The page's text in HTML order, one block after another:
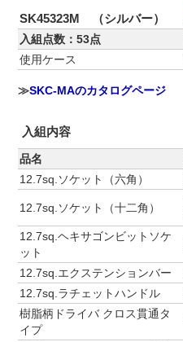
SK45323M （シルバー）
入組点数：53点
使用ケース
≫SKC-MAのカタログページ
入組内容
品名
12.7sq.ソケット（六角）
12.7sq.ソケット（十二角）
12.7sq.ヘキサゴンビットソケ
ット
12.7sq.エクステンションバー
12.7sq.ラチェットハンドル
樹脂柄ドライバ クロス貫通タ
イプ